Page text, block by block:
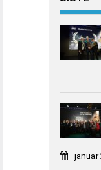
januar